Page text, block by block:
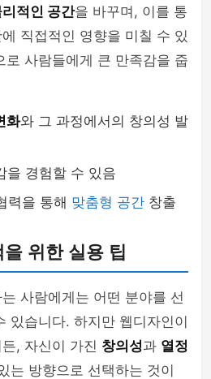
리적인 공간을 바꾸며, 이를 통
직접적인 영향을 미칠 수 있
로 사람들에게 큰 만족감을 줍
화와 그 과정에서의 창의성 발
을 경험할 수 있음
력을 통해 맞춤형 공간 창출
위한 실용 팁
사람에게는 어떤 분야를 선
있습니다. 하지만 웹디자인이
, 자신이 가진 창의성과 열정
는 방향으로 선택하는 것이